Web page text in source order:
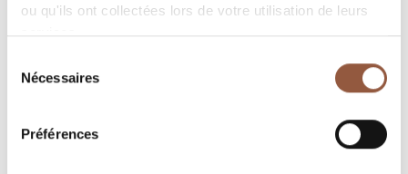
ou qu'ils ont collectées lors de votre utilisation de leurs
services.
Nécessaires
Préférences